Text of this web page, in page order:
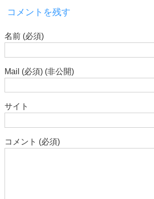
コメントを残す
名前 (必須)
Mail (必須) (非公開)
サイト
コメント (必須)